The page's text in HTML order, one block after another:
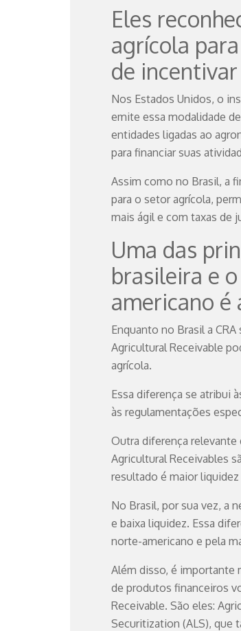
Eles
agrícola
de
Nos Estados Unidos, o
emite essa modalidade
entidades ligadas ao
para financiar suas
Assim como no Brasil, a
para o setor agrícola,
mais ágil e com taxas de
Uma das
brasileira e
americano é
Enquanto no Brasil a
Agricultural Receivable
agrícola.
Essa diferença se atribui
às regulamentações
Outra diferença
Agricultural Receivables
resultado é maior
No Brasil, por sua vez, a
e baixa liquidez. Essa
norte-americano e pela
Além disso, é importante
de produtos financeiros
Receivable. São eles:
Securitization (ALS), que